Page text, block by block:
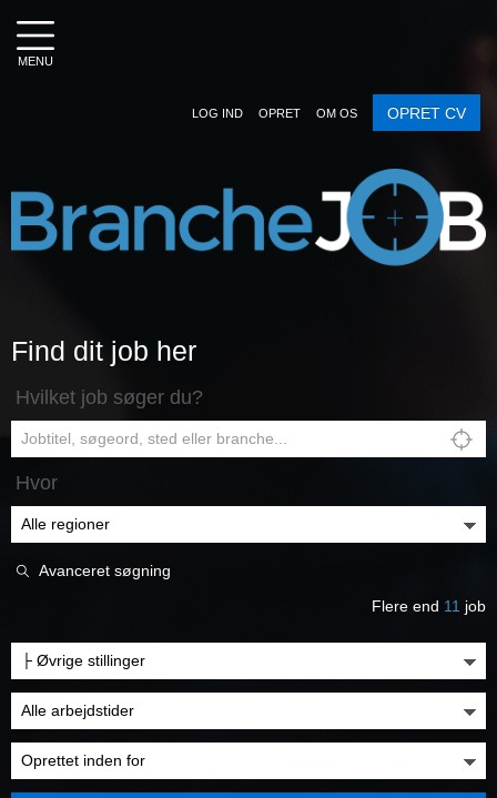
MENU
LOG IND OPRET OM OS OPRET CV
Find dit job her
Hvilket job søger du?
Hvor
Avanceret søgning
Flere end 11 job